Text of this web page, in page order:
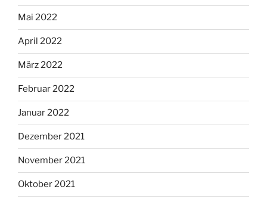
Mai 2022
April 2022
März 2022
Februar 2022
Januar 2022
Dezember 2021
November 2021
Oktober 2021